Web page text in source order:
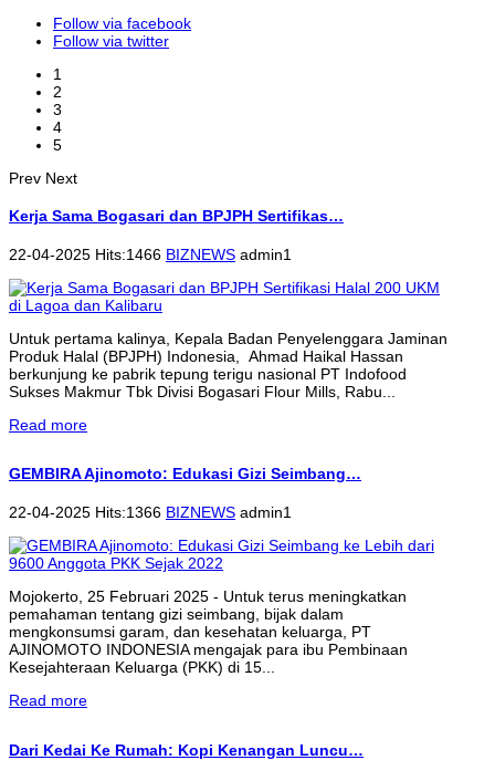
Follow via facebook
Follow via twitter
1
2
3
4
5
Prev Next
Kerja Sama Bogasari dan BPJPH Sertifikas…
22-04-2025 Hits:1466 BIZNEWS admin1
Untuk pertama kalinya, Kepala Badan Penyelenggara Jaminan
Produk Halal (BPJPH) Indonesia, Ahmad Haikal Hassan
berkunjung ke pabrik tepung terigu nasional PT Indofood
Sukses Makmur Tbk Divisi Bogasari Flour Mills, Rabu...
Read more
GEMBIRA Ajinomoto: Edukasi Gizi Seimbang…
22-04-2025 Hits:1366 BIZNEWS admin1
Mojokerto, 25 Februari 2025 - Untuk terus meningkatkan
pemahaman tentang gizi seimbang, bijak dalam
mengkonsumsi garam, dan kesehatan keluarga, PT
AJINOMOTO INDONESIA mengajak para ibu Pembinaan
Kesejahteraan Keluarga (PKK) di 15...
Read more
Dari Kedai Ke Rumah: Kopi Kenangan Luncu…